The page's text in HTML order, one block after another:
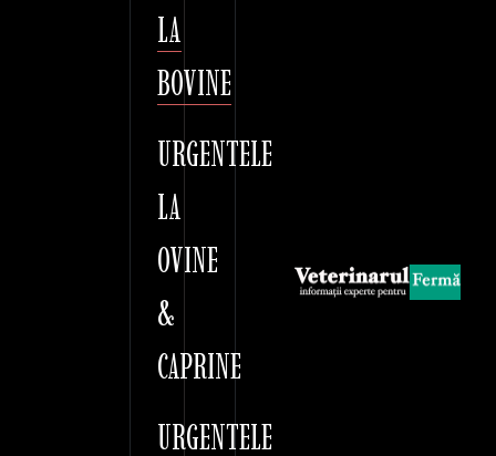
LA
BOVINE
URGENTELE
LA
OVINE
&
CAPRINE
URGENTELE